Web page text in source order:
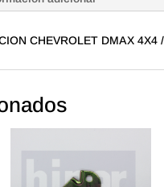
CHEVROLET DMAX 4X4